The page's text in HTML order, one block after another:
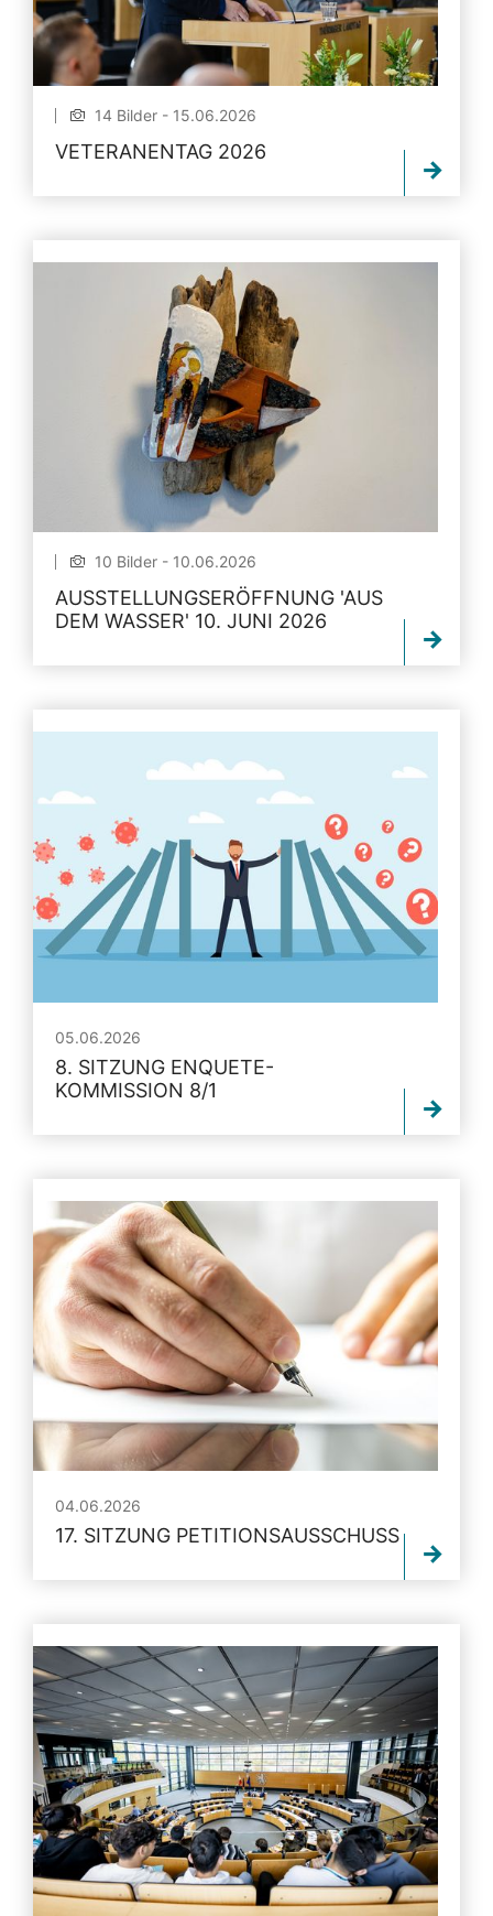
14 Bilder - 15.06.2026
VETERANENTAG 2026
10 Bilder - 10.06.2026
AUSSTELLUNGSERÖFFNUNG 'AUS
DEM WASSER' 10. JUNI 2026
05.06.2026
8. SITZUNG ENQUETE-
KOMMISSION 8/1
04.06.2026
17. SITZUNG PETITIONSAUSSCHUSS